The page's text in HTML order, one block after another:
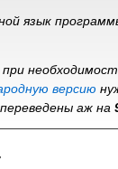
язык
версию
аж на